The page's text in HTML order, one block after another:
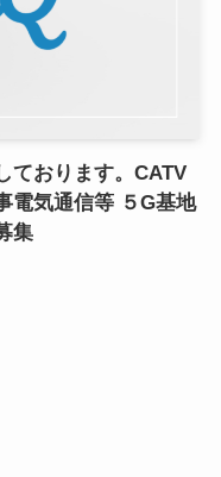
ております。CATV
電気通信等 ５G基地
集